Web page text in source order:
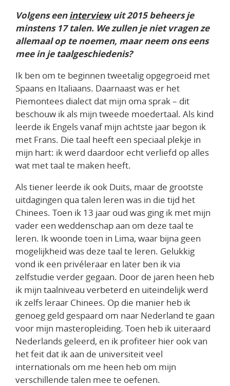
Volgens eeninterviewuit 2015 beheers je
minstens 17 talen. We zullen je niet vragen ze
allemaal op te noemen, maar neem ons eens
mee in je taalgeschiedenis?
Ik ben om te beginnen tweetalig opgegroeid met
Spaans en Italiaans. Daarnaast was er het
Piemontees dialect dat mijn oma sprak – dit
beschouw ik als mijn tweede moedertaal. Als kind
leerde ik Engels vanaf mijn achtste jaar begon ik
met Frans. Die taal heeft een speciaal plekje in
mijn hart: ik werd daardoor echt verliefd op alles
wat met taal te maken heeft.
Als tiener leerde ik ook Duits, maar de grootste
uitdagingen qua talen leren was in die tijd het
Chinees. Toen ik 13 jaar oud was ging ik met mijn
vader een weddenschap aan om deze taal te
leren. Ik woonde toen in Lima, waar bijna geen
mogelijkheid was deze taal te leren. Gelukkig
vond ik een privéleraar en later ben ik via
zelfstudie verder gegaan. Door de jaren heen heb
ik mijn taalniveau verbeterd en uiteindelijk werd
ik zelfs leraar Chinees. Op die manier heb ik
genoeg geld gespaard om naar Nederland te gaan
voor mijn masteropleiding. Toen heb ik uiteraard
Nederlands geleerd, en ik profiteer hier ook van
het feit dat ik aan de universiteit veel
internationals om me heen heb om mijn
verschillende talen mee te oefenen.